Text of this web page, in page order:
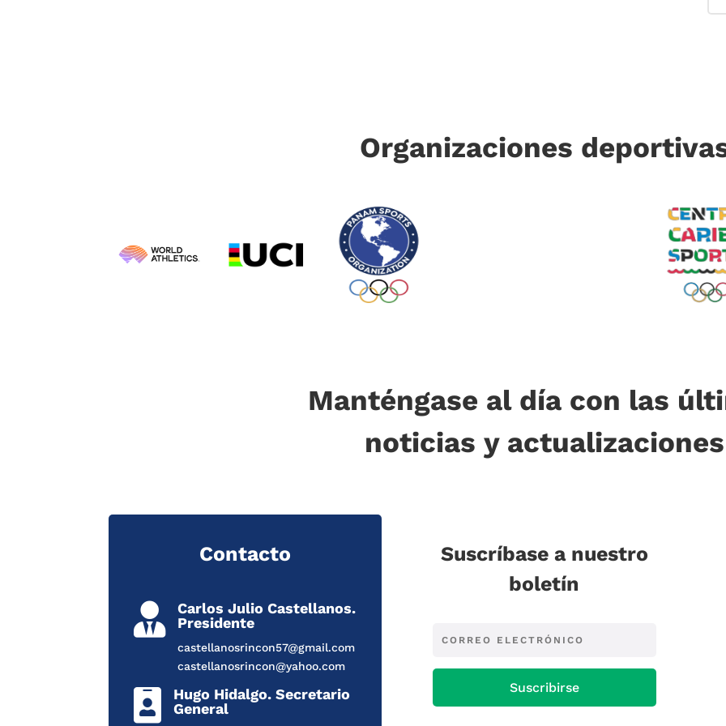
Organizaciones
Manténgase al día con las
noticias y actualizaciones
Contacto

Carlos Julio Castellanos.
Presidente
castellanosrincon57@gmail.com
castellanosrincon@yahoo.com

Hugo Hidalgo. Secretario
General
Suscríbase a nuestro
boletín
Suscribirse